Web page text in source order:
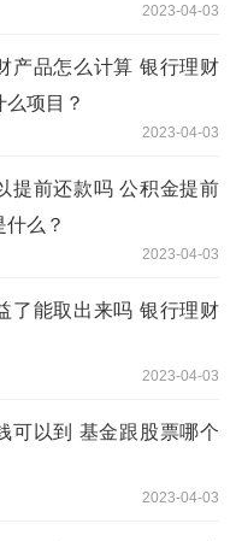
2023-04-03
产品怎么计算 银行理财
项目？
2023-04-03
提前还款吗 公积金提前
么？
2023-04-03
了能取出来吗 银行理财
2023-04-03
可以到 基金跟股票哪个
2023-04-03